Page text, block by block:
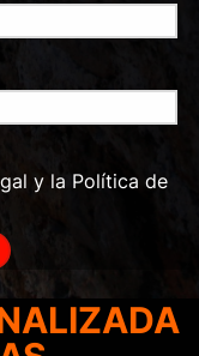
y la Política de